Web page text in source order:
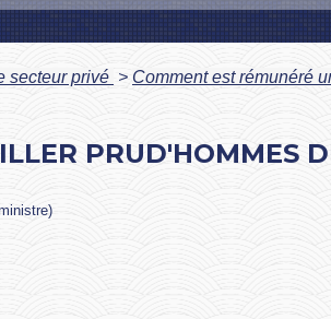
secteur privé > Comment est rémunéré
PRUD'HOMMES